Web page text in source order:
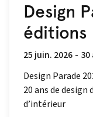
Design
éditions
25 juin. 2026 -
Design Parade
20 ans de design
d’intérieur